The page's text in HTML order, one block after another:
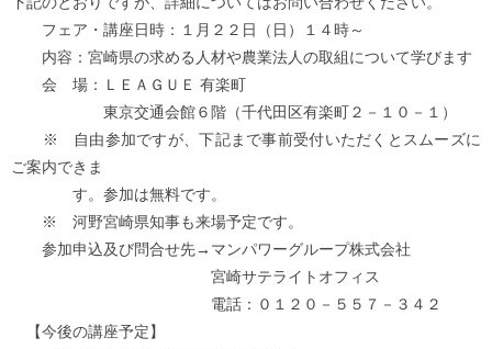
フェア・講座日時：１月２２日（日）１４時～
内容：宮崎県の求める人材や農業法人の取組について学びます
会 場：ＬＥＡＧＵＥ 有楽町
東京交通会館６階（千代田区有楽町２－１０－１）
※ 自由参加ですが、下記まで事前受付いただくとスムーズに
ご案内できま
す。参加は無料です。
※ 河野宮崎県知事も来場予定です。
参加申込及び問合せ先→マンパワーグループ株式会社
宮崎サテライトオフィス
電話：０１２０－５５７－３４２
【今後の講座予定】